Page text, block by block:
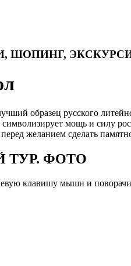
ШОПИНГ,
образец русского
мощь и силу
желанием сделать
ТУР. ФОТО
клавишу мыши и